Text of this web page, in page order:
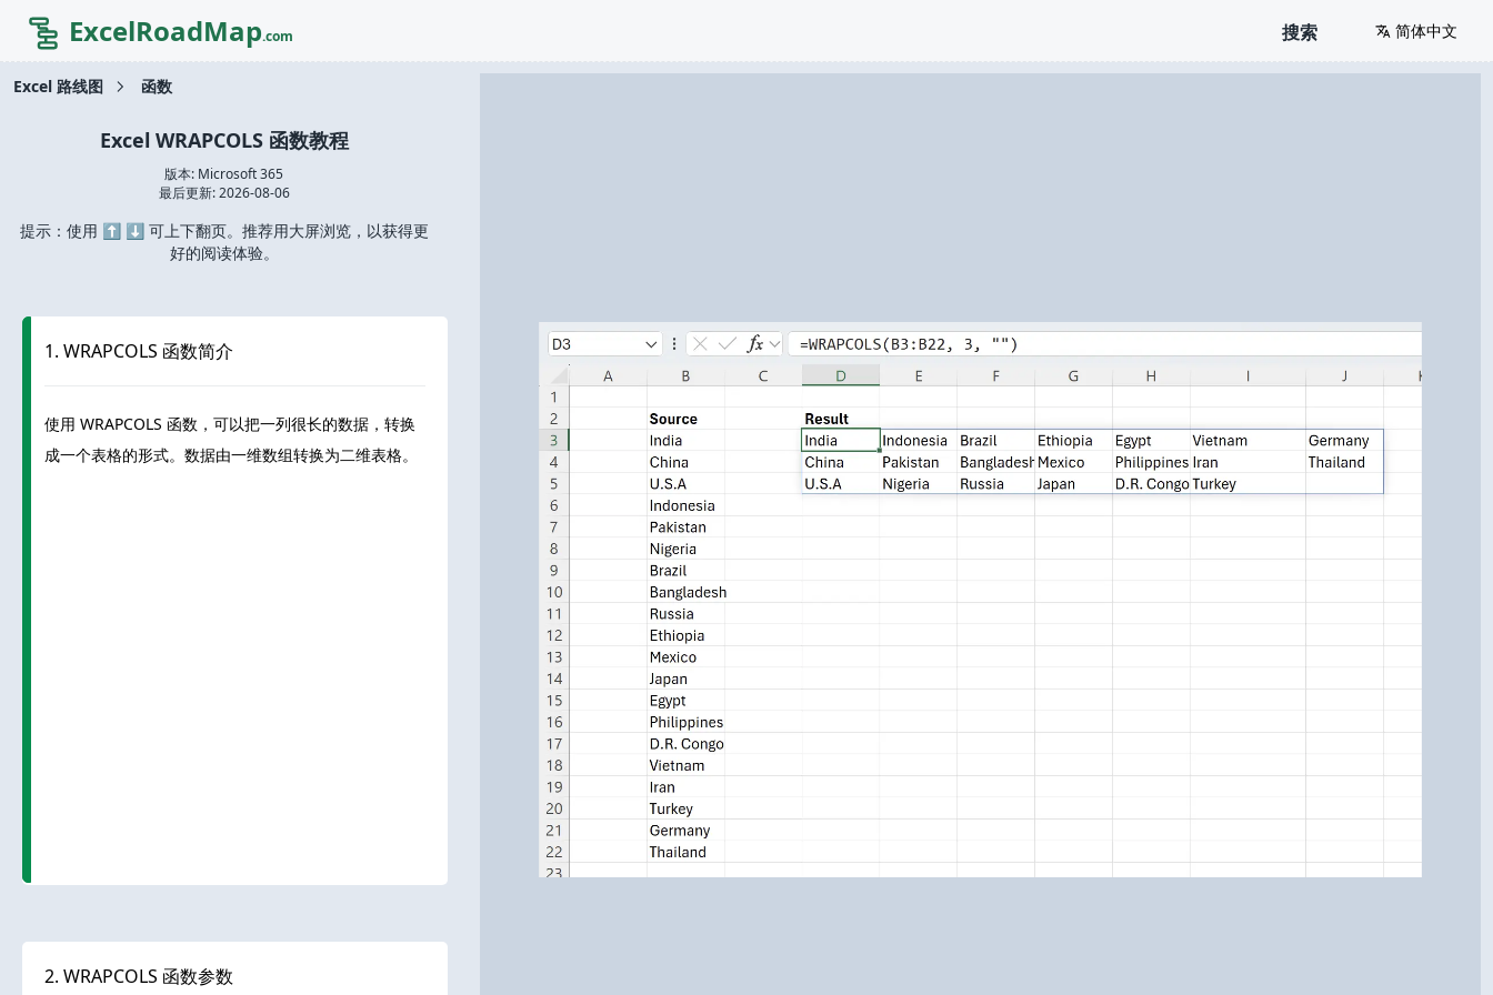
ExcelRoadMap.com 搜索 简体中文
Excel 路线图 函数
Excel WRAPCOLS 函数教程
版本: Microsoft 365
最后更新:2026-08-06
提示：使用 ⬆️ ⬇️ 可上下翻页。推荐用大屏浏览，以获得更
好的阅读体验。
1. WRAPCOLS 函数简介
使用 WRAPCOLS 函数，可以把一列很长的数据，转换
成一个表格的形式。数据由一维数组转换为二维表格。
2. WRAPCOLS 函数参数